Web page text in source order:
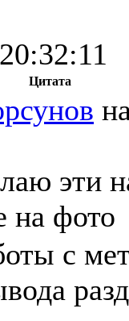
Цитата
эти
на фото
с